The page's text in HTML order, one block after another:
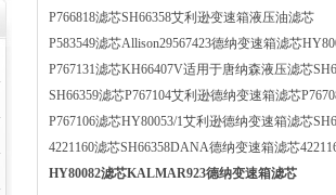
P766818滤芯SH66358艾利逊变速箱液压油滤芯
P583549滤芯Allison29567423德纳变速箱滤芯
P767131滤芯KH66407V适用于唐纳森液压滤芯
SH66359滤芯P767104艾利逊德纳变速箱滤芯
P767106滤芯HY80053/1艾利逊德纳变速箱滤芯
4221160滤芯SH66358DANA德纳变速箱滤芯
HY80082滤芯KALMAR923德纳变速箱滤芯